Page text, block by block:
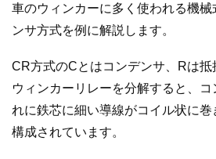
車のウィンカーに多く使われる機
ンサ方式を例に解説します。
CR方式のCとはコンデンサ、Rは抵
ウィンカーリレーを分解すると、
れに鉄芯に細い導線がコイル状に
構成されています。